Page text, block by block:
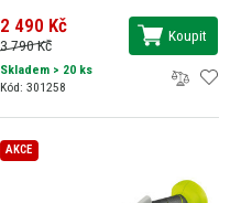
2 490 Kč
3 790 Kč
Koupit
Skladem > 20 ks
Kód: 301258
AKCE